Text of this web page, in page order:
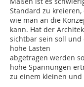
Standard zu
wie man an die
kann. Hat der
sichtbar sein soll und
hohe Lasten
abgetragen werden
hohe Spannungen
zu einem kleinen und